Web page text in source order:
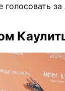
голосовать